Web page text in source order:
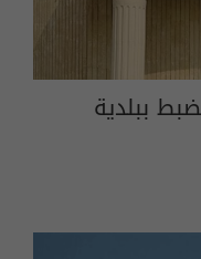
ببلدية